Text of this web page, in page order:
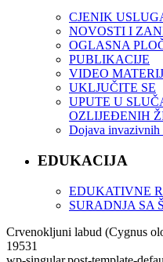
CJENIK
NOVOSTI I
OGLASNA
PUBLIKACIJE
VIDEO
UKLJUČITE SE
UPUTE U
OZLIJEĐENIH
Dojava invazivnih
EDUKACIJA
EDUKATIVNE
SURADNJA SA
Crvenokljuni labud (Cygnus
19531